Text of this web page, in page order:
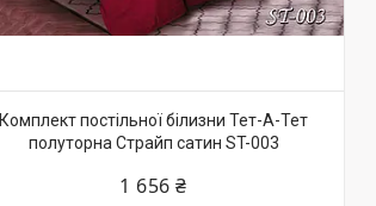
Комплект постільної білизни Тет-А-Тет
полуторна Страйп сатин ST-003
1 656 ₴